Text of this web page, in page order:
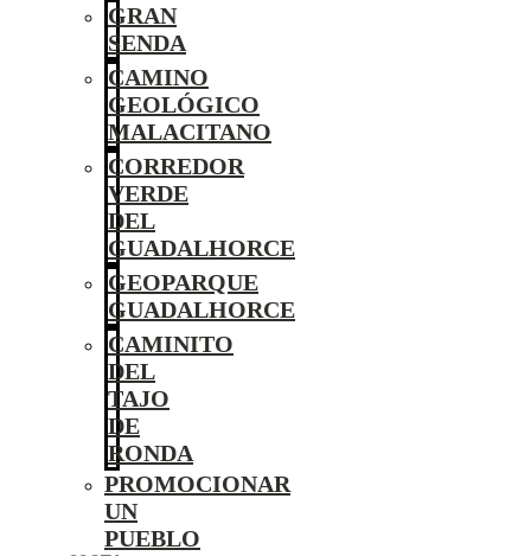
GRAN
SENDA
CAMINO
GEOLÓGICO
MALACITANO
CORREDOR
VERDE
DEL
GUADALHORCE
GEOPARQUE
GUADALHORCE
CAMINITO
DEL
TAJO
DE
RONDA
PROMOCIONAR
UN
PUEBLO